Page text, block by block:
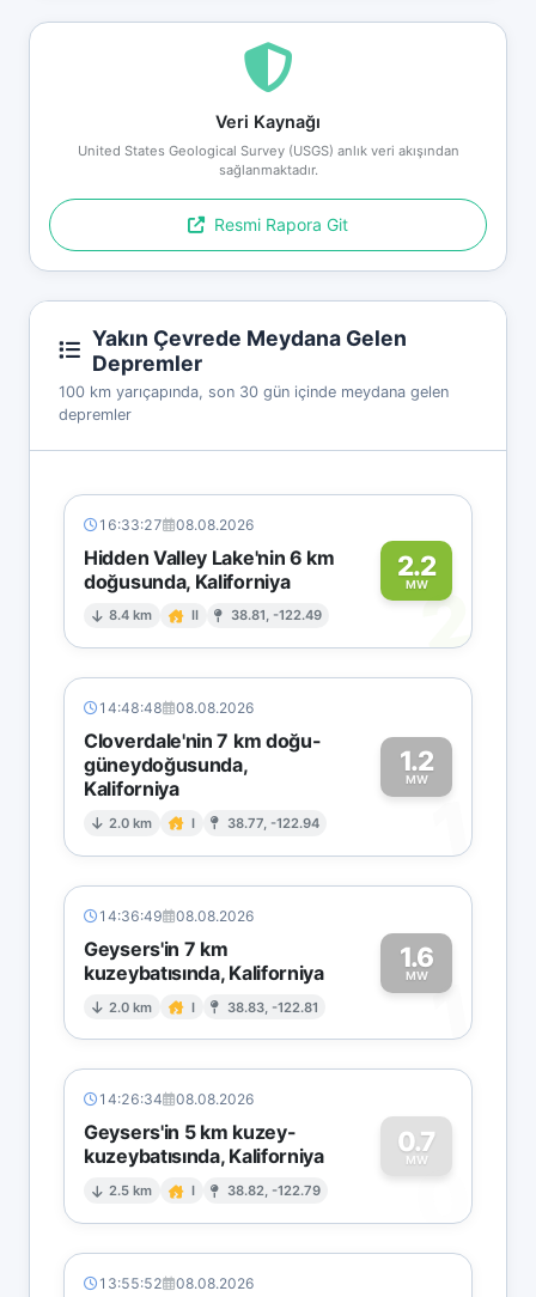
Veri Kaynağı
United States Geological Survey (USGS) anlık veri akışından
sağlanmaktadır.
Resmi Rapora Git
Yakın Çevrede Meydana Gelen
Depremler
100 km yarıçapında, son 30 gün içinde meydana gelen
depremler
16:33:27 08.08.2026
Hidden Valley Lake'nin 6 km
doğusunda, Kaliforniya
8.4 km II 38.81, -122.49
2.2
MW2
14:48:48 08.08.2026
Cloverdale'nin 7 km doğu-
güneydoğusunda,
Kaliforniya
2.0 km I 38.77, -122.94
1.2
MW
1
14:36:49 08.08.2026
Geysers'in 7 km
kuzeybatısında, Kaliforniya
2.0 km I 38.83, -122.81
1.6
MW1
14:26:34 08.08.2026
Geysers'in 5 km kuzey-
kuzeybatısında, Kaliforniya
2.5 km I 38.82, -122.79
0.7
MW
0
13:55:52 08.08.2026